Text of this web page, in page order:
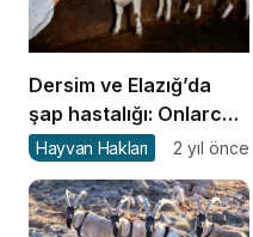
Dersim ve Elazığ’da
şap hastalığı: Onlarca
hayvan öldü
Hayvan Hakları 2 yıl önce